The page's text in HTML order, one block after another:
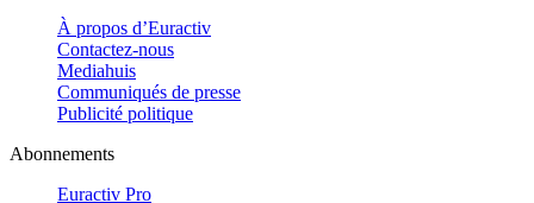
À propos d’Euractiv
Contactez-nous
Mediahuis
Communiqués de presse
Publicité politique
Abonnements
Euractiv Pro